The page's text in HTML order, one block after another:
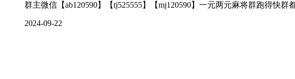
群主微信【ab120590】【tj525555】【mj120590】一元两元麻将群跑得快
2024-09-22